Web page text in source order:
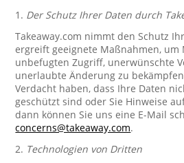
1. Der Schutz Ihrer Daten durch
Takeaway.com nimmt den Schutz
ergreift geeignete Maßnahmen, um
unbefugten Zugriff, unerwünschte
unerlaubte Änderung zu
Verdacht haben, dass Ihre Daten
geschützt sind oder Sie Hinweise
dann können Sie uns eine E-Mail
concerns@takeaway.com.
2. Technologien von Dritten